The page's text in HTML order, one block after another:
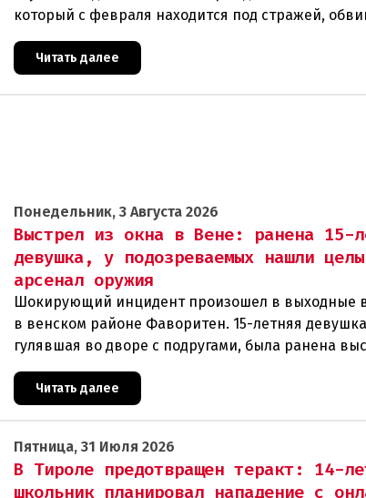
который с февраля находится под стражей,
Читать далее
Понедельник, 3 Августа 2026
Выстрел из окна в Вене: ранена 15-
девушка, у подозреваемых нашли
арсенал оружия
Шокирующий инцидент произошел в выходные
в венском районе Фаворитен. 15-летняя
гулявшая во дворе с подругами, была ранена
из пневматического оружия. Полиция
Читать далее
Пятница, 31 Июля 2026
В Тироле предотвращен теракт: 14-
школьник планировал нападение с